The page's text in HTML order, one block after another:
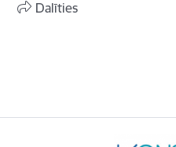
Dalīties